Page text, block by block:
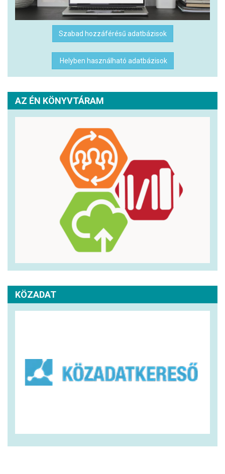
Szabad hozzáférésű adatbázisok
Helyben használható adatbázisok
AZ ÉN KÖNYVTÁRAM
KÖZADAT